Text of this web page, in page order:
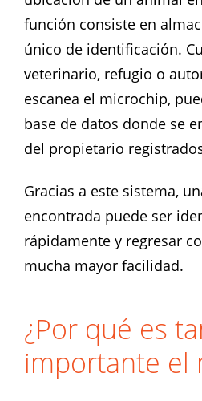
función consiste en
único de identificación.
veterinario, refugio o
escanea el microchip,
base de datos donde se
del propietario
Gracias a este sistema,
encontrada puede ser
rápidamente y regresar
mucha mayor facilidad.
¿Por qué es
importante el